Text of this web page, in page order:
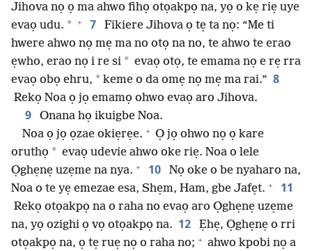
Jihova nọ ọ ma ahwo fihọ otọakpọ na, yọ o kẹ riẹ uye
evaọ udu. * + 7
Fikiere Jihova ọ tẹ ta nọ: “Me ti
hwere ahwo nọ mẹ ma no otọ na no, te ahwo te erao
ẹwho, erao nọ i re si * evaọ otọ, te emama nọ e rẹ rra
evaọ obọ ehru, * keme o da omẹ nọ mẹ ma rai.” 8
Rekọ Noa ọ jọ emamọ ohwo evaọ aro Jihova.
9
Onana họ ikuigbe Noa.
Noa ọ jọ ọzae okiẹrẹe. + Ọ jọ ohwo nọ ọ kare
oruthọ * evaọ udevie ahwo oke riẹ. Noa o lele
Ọghẹnẹ uzẹme na nya. + 10
Nọ oke o be nyaharo na,
Noa o te yẹ emezae esa, Shẹm, Ham, gbe Jafẹt. + 11
Rekọ otọakpọ na o raha no evaọ aro Ọghẹnẹ uzẹme
na, yọ ozighi ọ vọ otọakpọ na. 12
Ẹhẹ, Ọghẹnẹ o rri
otọakpọ na, ọ tẹ ruẹ nọ o raha no; + ahwo kpobi nọ a